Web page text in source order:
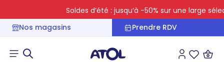
Soldes d’été : jusqu’à -50% sur une large
Nos magasins
Prendre RDV
Connexion